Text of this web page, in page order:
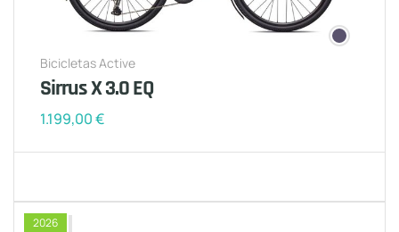
Bicicletas Active
Sirrus X 3.0 EQ
1.199,00€
2026